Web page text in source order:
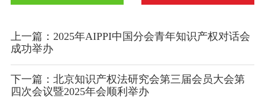
上一篇：2025年AIPPI中国分会青年知识产权对话会
成功举办
下一篇：北京知识产权法研究会第三届会员大会第
四次会议暨2025年会顺利举办